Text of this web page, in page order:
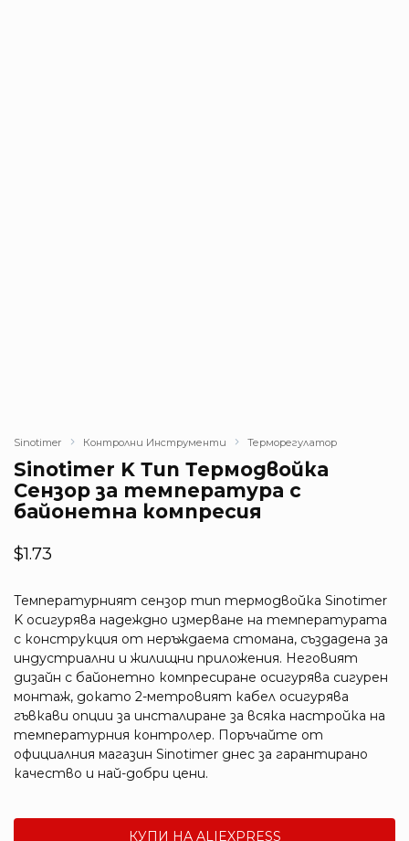
Sinotimer Контролни Инструменти Терморегулатор
Sinotimer K Тип Термодвойка
Сензор за температура с
байонетна компресия
$1.73
Температурният сензор тип термодвойка Sinotimer
K осигурява надеждно измерване на температурата
с конструкция от неръждаема стомана, създадена за
индустриални и жилищни приложения. Неговият
дизайн с байонетно компресиране осигурява сигурен
монтаж, докато 2-метровият кабел осигурява
гъвкави опции за инсталиране за всяка настройка на
температурния контролер. Поръчайте от
официалния магазин Sinotimer днес за гарантирано
качество и най-добри цени.
КУПИ НА ALIEXPRESS